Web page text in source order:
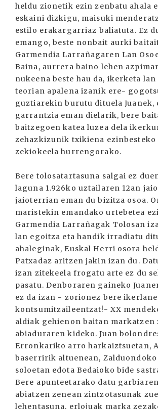
heldu zionetik ezin zenbatu ahala
eskaini dizkigu, maisuki
estilo erakargarriaz baliatuta. Ez
emango, beste nonbait aurki
Garmendia Larrañagaren Lan
Baina, aurrera baino lehen
nukeena beste hau da, ikerketa
teorian apalena izanik ere-
guztiarekin burutu dituela Juanek,
garrantzia eman dielarik, bere
baitzegoen katea luzea dela
zehazkizunik txikiena
zekiokeela hurrengorako.
Bere tolosatartasuna salgai ez
laguna 1.926ko uztailaren 12an
jaioterrian eman du bizitza osoa.
maristekin emandako urtebetea
Garmendia Larrañagak Tolosan
lan egoitza eta handik irradiatu
ahaleginak, Euskal Herri osora
Patxadaz aritzen jakin izan du.
izan zitekeela frogatu arte ez du
pasatu. Denboraren gaineko
ez da izan - zorionez bere
kontsumitzaileentzat!- XX
aldiak gehienon baitan markatzen
abiaduraren kideko. Juan
Erronkariko arro harkaiztsuetan,
baserririk altuenean,
soloetan edota Bedaioko bide
Bere apunteetarako datu
abiatzen zenean zintzotasunak
lehentasuna, erlojuak marka